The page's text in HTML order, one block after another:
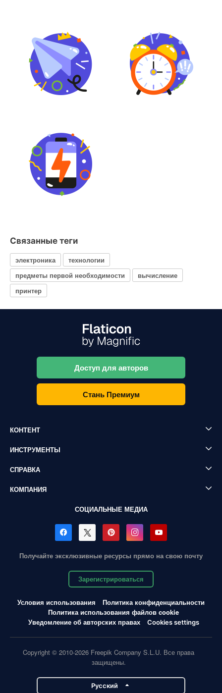
Связанные теги
электроника
технологии
предметы первой необходимости
вычисление
принтер
Доступ для авторов
Стань Премиум
КОНТЕНТ
ИНСТРУМЕНТЫ
СПРАВКА
КОМПАНИЯ
СОЦИАЛЬНЫЕ МЕДИА
Получайте эксклюзивные ресурсы прямо на свою почту
Зарегистрироваться
Условия использования
Политика конфиденциальности
Политика использования файлов cookie
Уведомление об авторских правах
Cookies settings
Copyright © 2010-2026 Freepik Company S.L.U. Все права
защищены.
Pусский